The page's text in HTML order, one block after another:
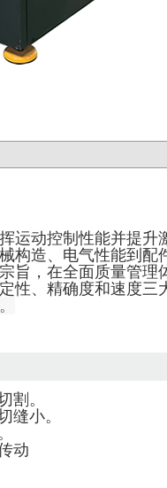
运动控制性能并提升
构造、电气性能到配
旨，在全面质量管理
性、精确度和速度三
割。
缝小。
动